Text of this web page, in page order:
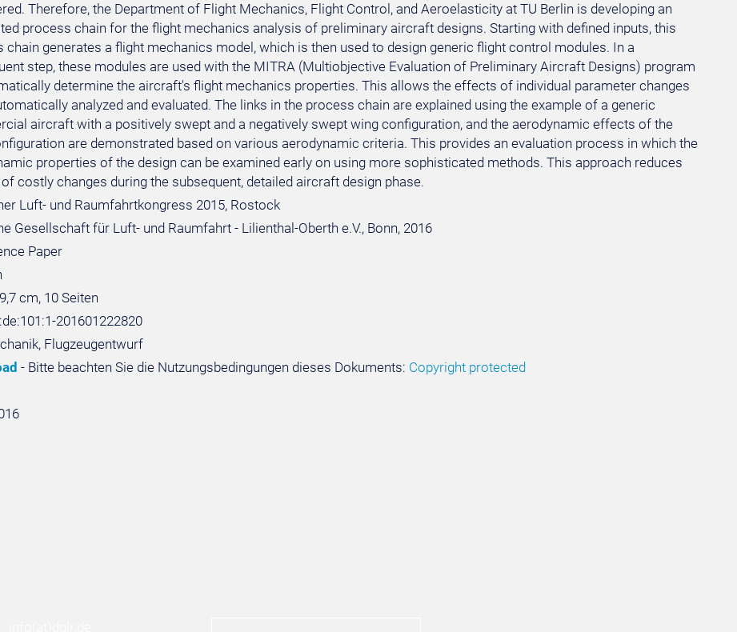
Therefore, the Department of Flight Mechanics, Flight Control, and Aeroelasticity at TU Berlin is developing an
process chain for the flight mechanics analysis of preliminary aircraft designs. Starting with defined inputs, this
chain generates a flight mechanics model, which is then used to design generic flight control modules. In a
step, these modules are used with the MITRA (Multiobjective Evaluation of Preliminary Aircraft Designs) program
determine the aircraft's flight mechanics properties. This allows the effects of individual parameter changes
analyzed and evaluated. The links in the process chain are explained using the example of a generic
aircraft with a positively swept and a negatively swept wing configuration, and the aerodynamic effects of the
are demonstrated based on various aerodynamic criteria. This provides an evaluation process in which the
properties of the design can be examined early on using more sophisticated methods. This approach reduces
costly changes during the subsequent, detailed aircraft design phase.
Luft- und Raumfahrtkongress 2015, Rostock
Gesellschaft für Luft- und Raumfahrt - Lilienthal-Oberth e.V., Bonn, 2016
Paper
cm, 10 Seiten
201601222820
Flugzeugentwurf
- Bitte beachten Sie die Nutzungsbedingungen dieses Dokuments: Copyright protected